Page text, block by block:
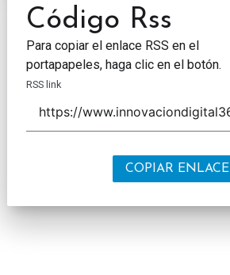
Código Rss
Para copiar el enlace RSS en el
portapapeles, haga clic en el botón.
RSS link
COPIAR ENLACE